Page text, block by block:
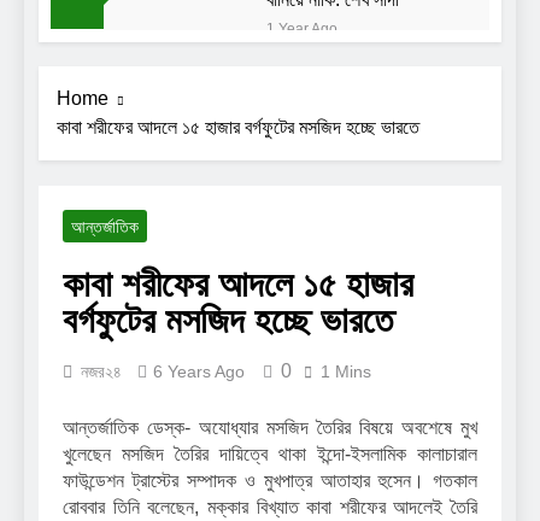
1 Year Ago
তখন আমি এত পরিপক্ব ছিলাম
না: তাসনিয়া ফারিণ
যুক্তরাষ্ট্রে গিয়ে নতুন প্রেমের
কথা স্বীকার করলেন সোহানা
সাবা
রাতে ট্রেনে শুতে পারলে বেশি
2 Years Ago
Home
কাবা শরীফের আদলে ১৫ হাজার বর্গফুটের মসজিদ হচ্ছে ভারতে
আন্তর্জাতিক
কাবা শরীফের আদলে ১৫ হাজার
বর্গফুটের মসজিদ হচ্ছে ভারতে
নজর২৪ 6 Years Ago 0 1 Mins
আন্তর্জাতিক ডেস্ক- অযোধ্যার মসজিদ তৈরির বিষয়ে অবশেষে মুখ
খুলেছেন মসজিদ তৈরির দায়িত্বে থাকা ইন্দো-ইসলামিক কালাচারাল
ফাউন্ডেশন ট্রাস্টের সম্পাদক ও মুখপাত্র আতাহার হুসেন। গতকাল
রোববার তিনি বলেছেন, মক্কার বিখ্যাত কাবা শরীফের আদলেই তৈরি